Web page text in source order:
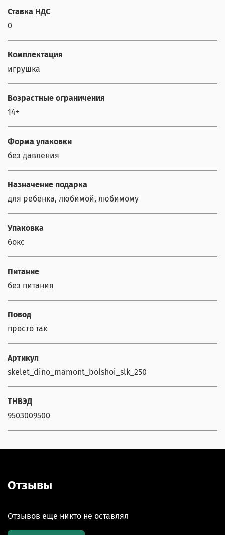
Ставка НДС
0
Комплектация
игрушка
Возрастные ограничения
14+
Форма упаковки
без давления
Назначение подарка
для ребенка, любимой, любимому
Упаковка
бокс
Питание
без питания
Повод
просто так
Артикул
skelet_dino_mamont_bolshoi_slk_250
ТНВЭД
9503009500
Отзывы
Отзывов еще никто не оставлял